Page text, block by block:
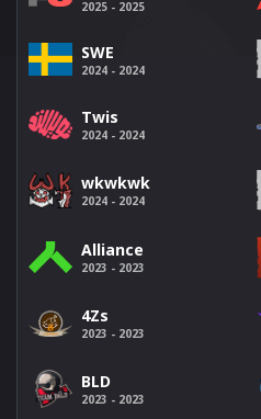
2025 - 2025
SWE
2024 - 2024
Twis
2024 - 2024
wkwkwk
2024 - 2024
Alliance
2023 - 2023
4Zs
2023 - 2023
BLD
2023 - 2023